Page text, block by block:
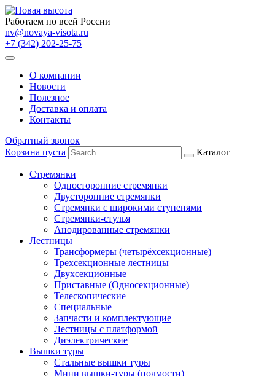
Работаем по всей России
nv@novaya-visota.ru
+7 (342) 202-25-75
О компании
Новости
Полезное
Доставка и оплата
Контакты
Обратный звонок
Корзина пуста
Каталог
Стремянки
Односторонние стремянки
Двусторонние стремянки
Стремянки с широкими ступенями
Стремянки-стулья
Анодированные стремянки
Лестницы
Трансформеры (четырёхсекционные)
Трехсекционные лестницы
Двухсекционные
Приставные (Односекционные)
Телескопические
Специальные
Запчасти и комплектующие
Лестницы с платформой
Диэлектрические
Вышки туры
Стальные вышки туры
Мини вышки-туры (подмости)